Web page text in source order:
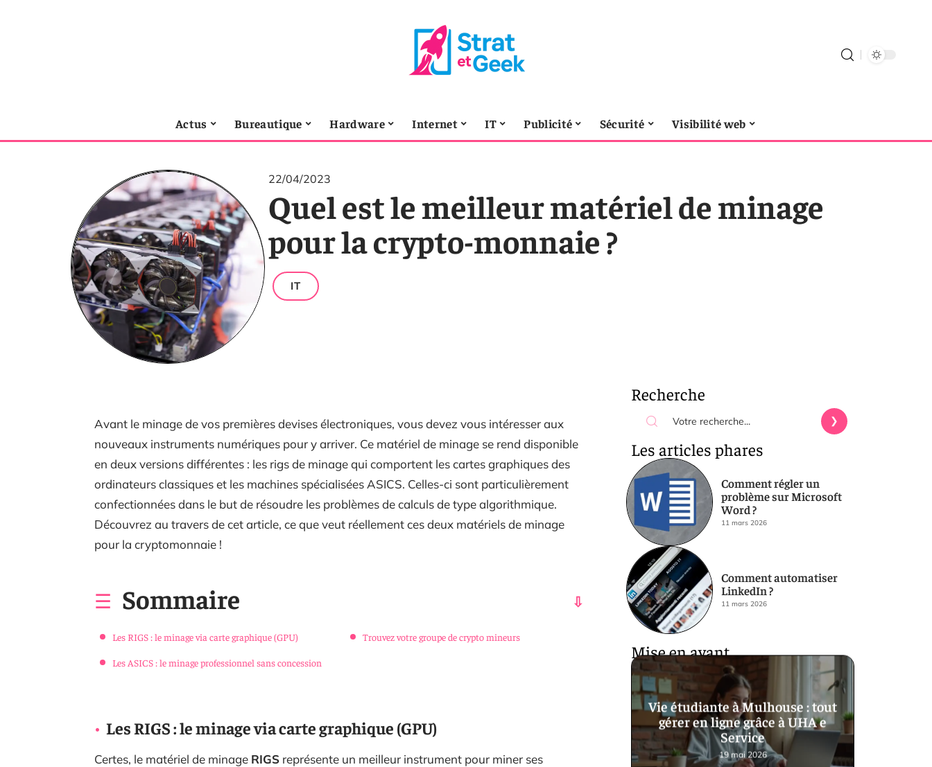
Actus Bureautique Hardware Internet IT Publicité Sécurité Visibilité web
22/04/2023
Quel est le meilleur matériel de minage
pour la crypto-monnaie ?
IT
Avant le minage de vos premières devises électroniques, vous devez vous intéresser aux
nouveaux instruments numériques pour y arriver. Ce matériel de minage se rend disponible
en deux versions différentes : les rigs de minage qui comportent les cartes graphiques des
ordinateurs classiques et les machines spécialisées ASICS. Celles-ci sont particulièrement
confectionnées dans le but de résoudre les problèmes de calculs de type algorithmique.
Découvrez au travers de cet article, ce que veut réellement ces deux matériels de minage
pour la cryptomonnaie !
Sommaire
Les RIGS : le minage via carte graphique (GPU)
Les ASICS : le minage professionnel sans concession
Trouvez votre groupe de crypto mineurs
Les RIGS : le minage via carte graphique (GPU)
Certes, le matériel de minage RIGS représente un meilleur instrument pour miner ses
Recherche
Les articles phares
Comment régler un
problème sur Microsoft
Word ?
11 mars 2026
Comment automatiser
LinkedIn ?
11 mars 2026
Mise en avant
Vie étudiante à Mulhouse : tout
gérer en ligne grâce à UHA e
Service
19 mai 2026